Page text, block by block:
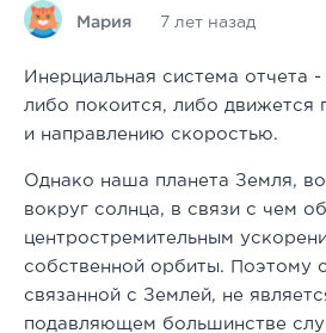
Мария 7 лет назад
Инерциальная система отчета
либо покоится, либо
и направлению скоростью.
Однако наша планета Земля,
вокруг солнца, в связи с чем
центростремительным
собственной орбиты. Поэтому
связанной с Землей, не
подавляющем большинстве